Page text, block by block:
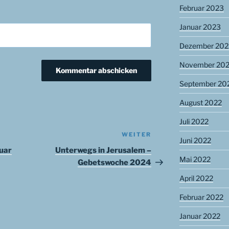
Nächster
Beitrag
WEITER
Unterwegs in Jerusalem –
Gebetswoche 2024
Februar 2023
Januar 2023
Dezember
November
September
August 2022
Juli 2022
Juni 2022
Mai 2022
April 2022
Februar 2022
Januar 2022